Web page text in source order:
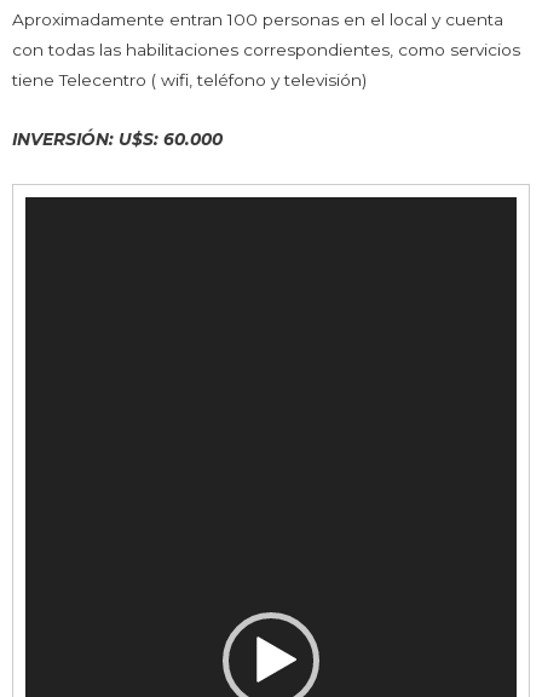
Aproximadamente entran 100 personas en el local y cuenta
con todas las habilitaciones correspondientes, como servicios
tiene Telecentro ( wifi, teléfono y televisión)
INVERSIÓN: U$S: 60.000